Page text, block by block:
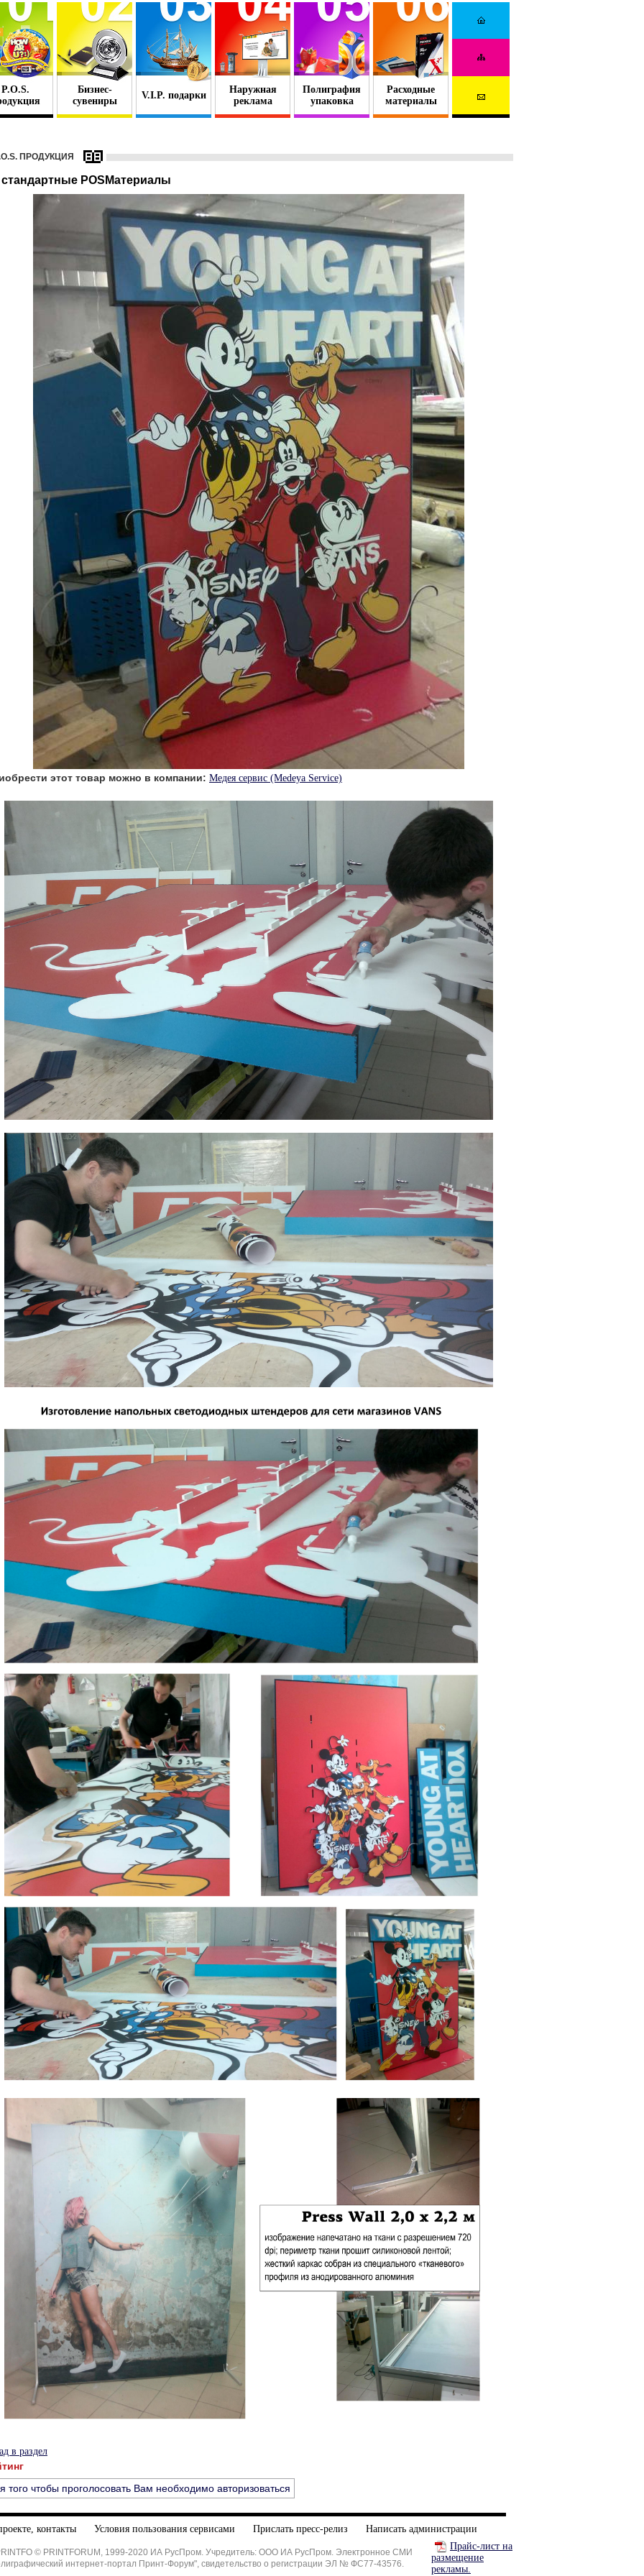
P.O.S.
Бизнес-
сувениры
V.I.P. подарки
Наружная
реклама
Полиграфия
упаковка
Расходные
материалы
ПРОДУКЦИЯ
POSМатериалы
этот товар можно в компании: Медея сервис (Medeya Service)
в раздел
того чтобы проголосовать Вам необходимо авторизоваться
контакты Условия пользования сервисами Прислать пресс-релиз Написать администрации
© PRINTFORUM, 1999-2020 ИА РусПром. Учредитель: ООО ИА РусПром. Электронное СМИ
интернет-портал Принт-Форум", свидетельство о регистрации ЭЛ № ФС77-43576.
Прайс-лист на
размещение
рекламы.